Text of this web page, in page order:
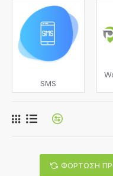
SMS
ΦΌΡΤΩΣΗ